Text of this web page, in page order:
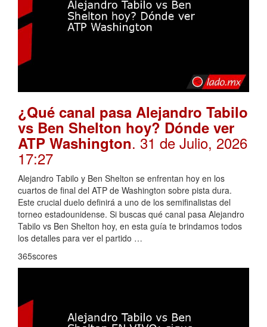
¿Qué canal pasa Alejandro Tabilo
vs Ben Shelton hoy? Dónde ver
ATP Washington. 31 de Julio, 2026
17:27
Alejandro Tabilo y Ben Shelton se enfrentan hoy en los
cuartos de final del ATP de Washington sobre pista dura.
Este crucial duelo definirá a uno de los semifinalistas del
torneo estadounidense. Si buscas qué canal pasa Alejandro
Tabilo vs Ben Shelton hoy, en esta guía te brindamos todos
los detalles para ver el partido …
365scores